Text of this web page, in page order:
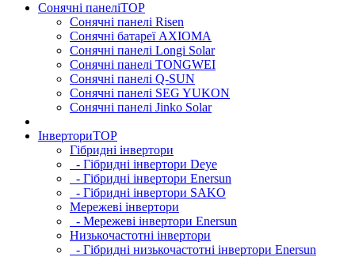
Сонячні панеліTOP
Сонячні панелі Risen
Сонячні батареї AXIOMA
Сонячні панелі Longi Solar
Сонячні панелі TONGWEI
Сонячні панелі Q-SUN
Сонячні панелі SEG YUKON
Сонячні панелі Jinko Solar
ІнверториTOP
Гібридні інвертори
- Гібридні інвертори Deye
- Гібридні інвертори Enersun
- Гібридні інвертори SAKO
Мережеві інвертори
- Мережеві інвертори Enersun
Низькочастотні інвертори
- Гібридні низькочастотні інвертори Enersun